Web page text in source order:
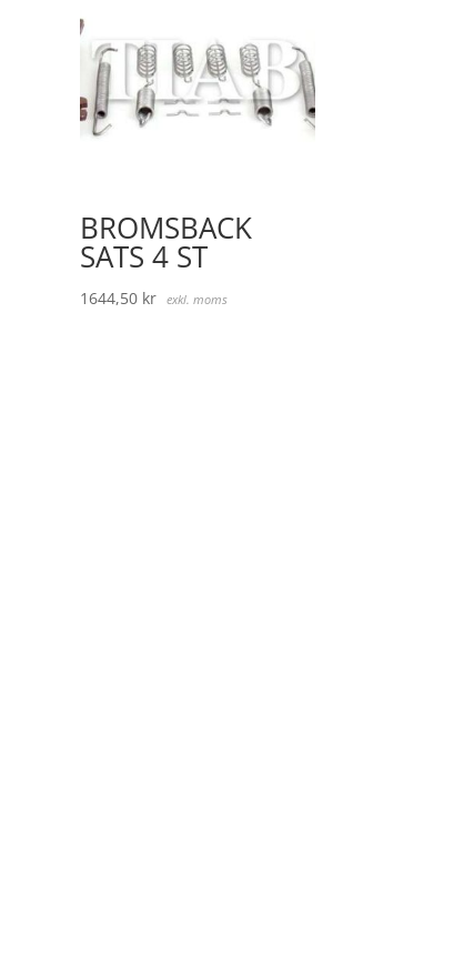
BROMSBACK
SATS 4 ST
1644,50 kr exkl. moms